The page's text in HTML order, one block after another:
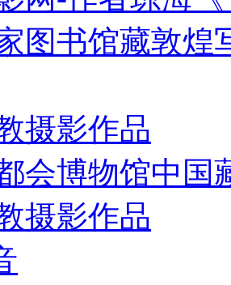
图书馆藏敦煌
摄影作品
会博物馆中国
摄影作品